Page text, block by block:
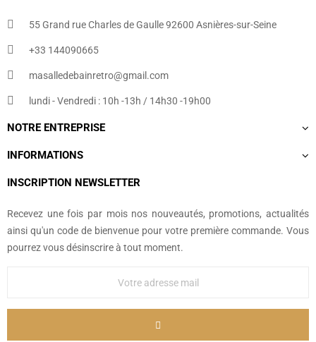
55 Grand rue Charles de Gaulle 92600 Asnières-sur-Seine
+33 144090665​
masalledebainretro@gmail.com
lundi - Vendredi : 10h -13h / 14h30 -19h00
NOTRE ENTREPRISE
INFORMATIONS
INSCRIPTION NEWSLETTER
Recevez une fois par mois nos nouveautés, promotions, actualités
ainsi qu'un code de bienvenue pour votre première commande. Vous
pourrez vous désinscrire à tout moment.